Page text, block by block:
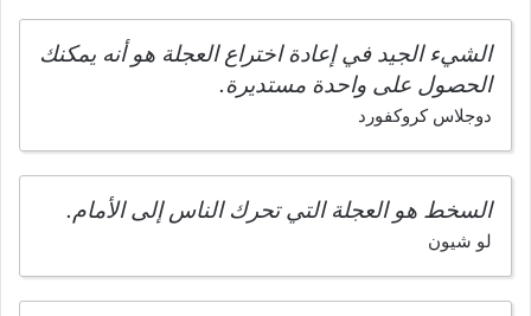
الشيء الجيد في إعادة اختراع العجلة هو أنه يمكنك
الحصول على واحدة مستديرة.
دوجلاس كروكفورد
السخط هو العجلة التي تحرك الناس إلى الأمام.
لو شيون